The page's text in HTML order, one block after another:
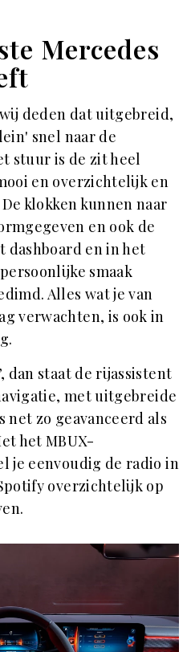
Mercedes
deden dat uitgebreid,
snel naar de
stuur is de zit heel
en overzichtelijk en
klokken kunnen naar
en ook de
en in het
smaak
Alles wat je van
verwachten, is ook in
dan staat de rijassistent
met uitgebreide
zo geavanceerd als
het MBUX-
je eenvoudig de radio in
overzichtelijk op